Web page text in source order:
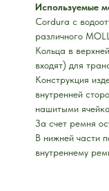
Используемые
Cordura с
различного
Кольца в
входят) для
Конструкция
внутренней
нашитыми
За счет ремня
В нижней части
внутреннему